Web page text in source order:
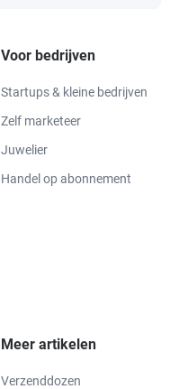
Voor bedrijven
Startups & kleine bedrijven
Zelf marketeer
Juwelier
Handel op abonnement
Meer artikelen
Verzenddozen